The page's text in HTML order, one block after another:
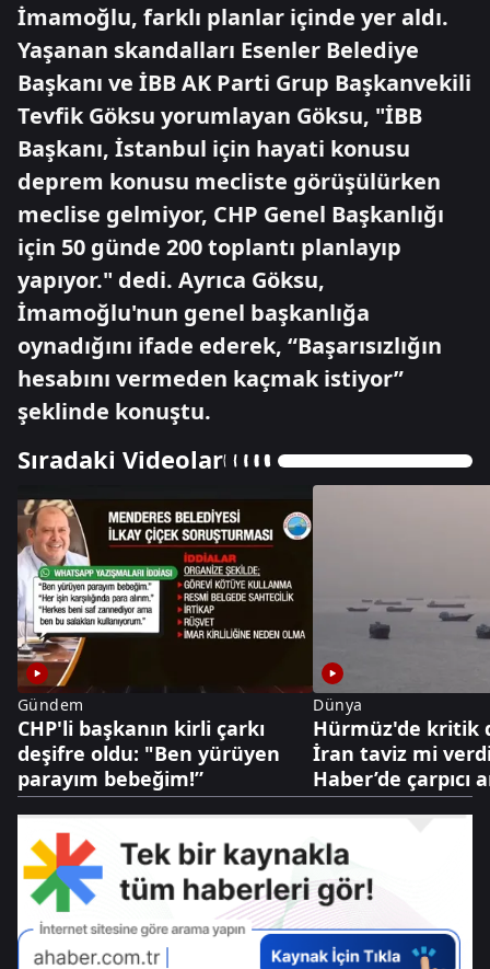
İmamoğlu, farklı planlar içinde yer aldı.
Yaşanan skandalları Esenler Belediye
Başkanı ve İBB AK Parti Grup Başkanvekili
Tevfik Göksu yorumlayan Göksu, "İBB
Başkanı, İstanbul için hayati konusu
deprem konusu mecliste görüşülürken
meclise gelmiyor, CHP Genel Başkanlığı
için 50 günde 200 toplantı planlayıp
yapıyor." dedi. Ayrıca Göksu,
İmamoğlu'nun genel başkanlığa
oynadığını ifade ederek, “Başarısızlığın
hesabını vermeden kaçmak istiyor”
şeklinde konuştu.
Sıradaki Videolar
Gündem
CHP'li başkanın kirli çarkı
deşifre oldu: "Ben yürüyen
parayım bebeğim!”
Dünya
Hürmüz'de kritik
İran taviz mi
Haber’de çarpıcı